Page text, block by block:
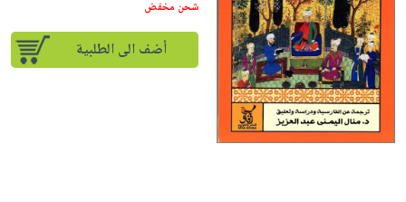
إختياراتنا
كتب
أكاديمية
صندوق
القراءة
iKitab
بلا
حدود
أسئلة
يتكرر
أسئلة
يتكرر
طرحها
تحميل
masmu3
على
المواضيع
الأكثر
مبيعاً
إختياراتنا
وسائل
تعليمية
الصحة
والعناية
الشخصية
جديد
شحن مخفض
أضف الى الطلبية